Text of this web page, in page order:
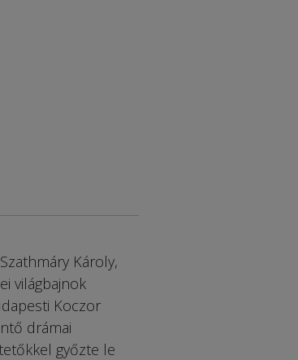
Károly,
világbajnok
Koczor
drámai
győzte le